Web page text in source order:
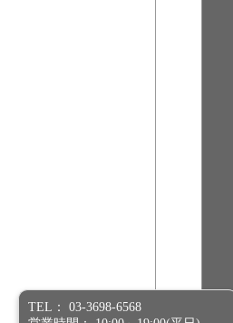
TEL： 03-3698-6568